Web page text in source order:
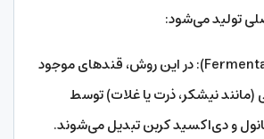
تولید می‌شود:
تخمیر (Fermentation): در این روش، قندهای موجود
(مانند نیشکر، ذرت یا غلات) توسط
و دی‌اکسید کربن تبدیل می‌شوند.